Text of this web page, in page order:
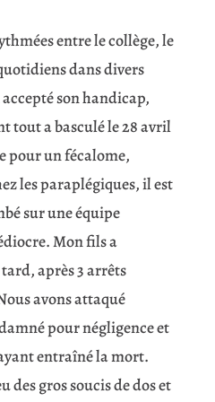
entre le collège, le
dans divers
son handicap,
tout a basculé le 28 avril
pour un fécalome,
les paraplégiques, il est
sur une équipe
Mon fils a
après 3 arrêts
avons attaqué
pour négligence et
entraîné la mort.
des gros soucis de dos et